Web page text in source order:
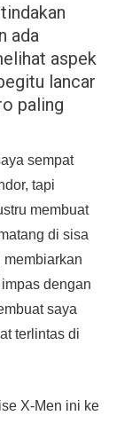
ada
aspek
lancar
paling
sempat
tapi
membuat
di sisa
dengan
saya
terlintas di
X-Men ini ke